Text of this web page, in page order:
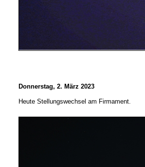
Donnerstag, 2. März 2023
Heute Stellungswechsel am Firmament.